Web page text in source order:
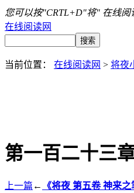
您可以按"CRTL+D"将" 在线阅
在线阅读网
当前位置： 在线阅读网 > 将夜
第一百二十三
上一篇 ← 《将夜 第五卷 神来之